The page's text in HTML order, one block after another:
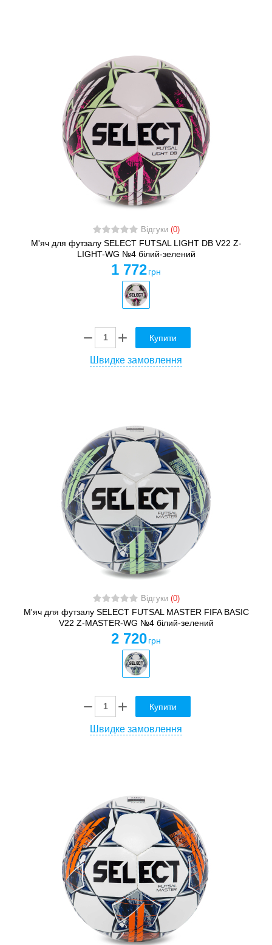
Відгуки (0)
М'яч для футзалу SELECT FUTSAL LIGHT DB V22 Z-
LIGHT-WG №4 білий-зелений
1 772 грн
Купити
Швидке замовлення
Відгуки (0)
М'яч для футзалу SELECT FUTSAL MASTER FIFA BASIC
V22 Z-MASTER-WG №4 білий-зелений
2 720 грн
Купити
Швидке замовлення